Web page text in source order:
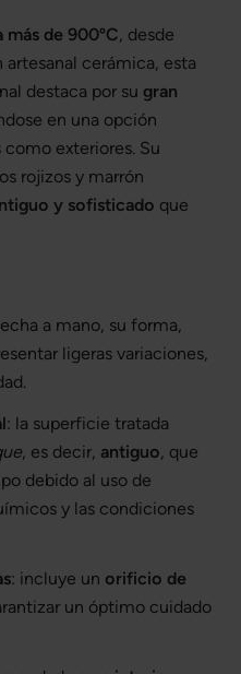
de 900ºC, desde
cerámica, esta
destaca por su gran
en una opción
exteriores. Su
rojizos y marrón
y sofisticado que
a mano, su forma,
ligeras variaciones,
: la superficie tratada
, es decir, antiguo, que
debido al uso de
y las condiciones
: incluye un orificio de
un óptimo cuidado